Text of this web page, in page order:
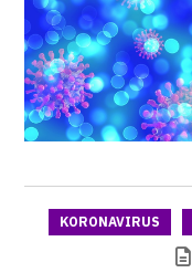
KORONAVIRUS